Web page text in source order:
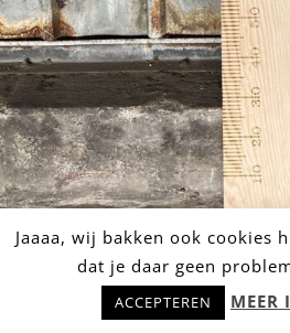
EXCLUSIEF 05 ➸
Jaaaa, wij bakken ook cookies
dat je daar geen
ACCEPTEREN MEER
Hulp nodig? Stel snel